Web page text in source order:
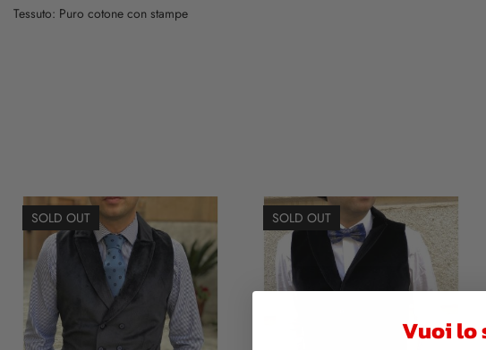
Tessuto: Puro cotone con stampe
SOLD OUT SOLD OUT
Vuoi lo